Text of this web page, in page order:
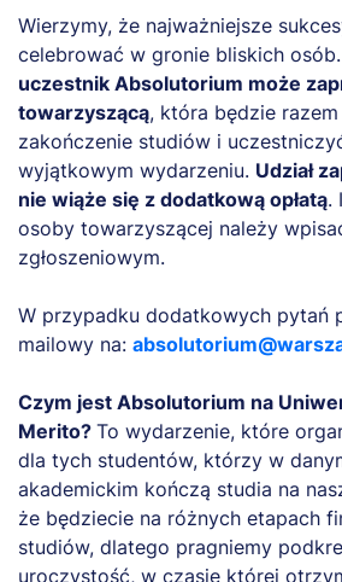
Wierzymy, że najważniejsze
celebrować w gronie bliskich
uczestnik Absolutorium może
towarzyszącą, która będzie
zakończenie studiów i
wyjątkowym wydarzeniu. Udział
nie wiąże się z dodatkową opłatą.
osoby towarzyszącej należy
zgłoszeniowym.
W przypadku dodatkowych pytań
mailowy na:
Czym jest Absolutorium na
Merito? To wydarzenie, które
dla tych studentów, którzy w
akademickim kończą studia na
że będziecie na różnych etapach
studiów, dlatego pragniemy
uroczystość, w czasie której